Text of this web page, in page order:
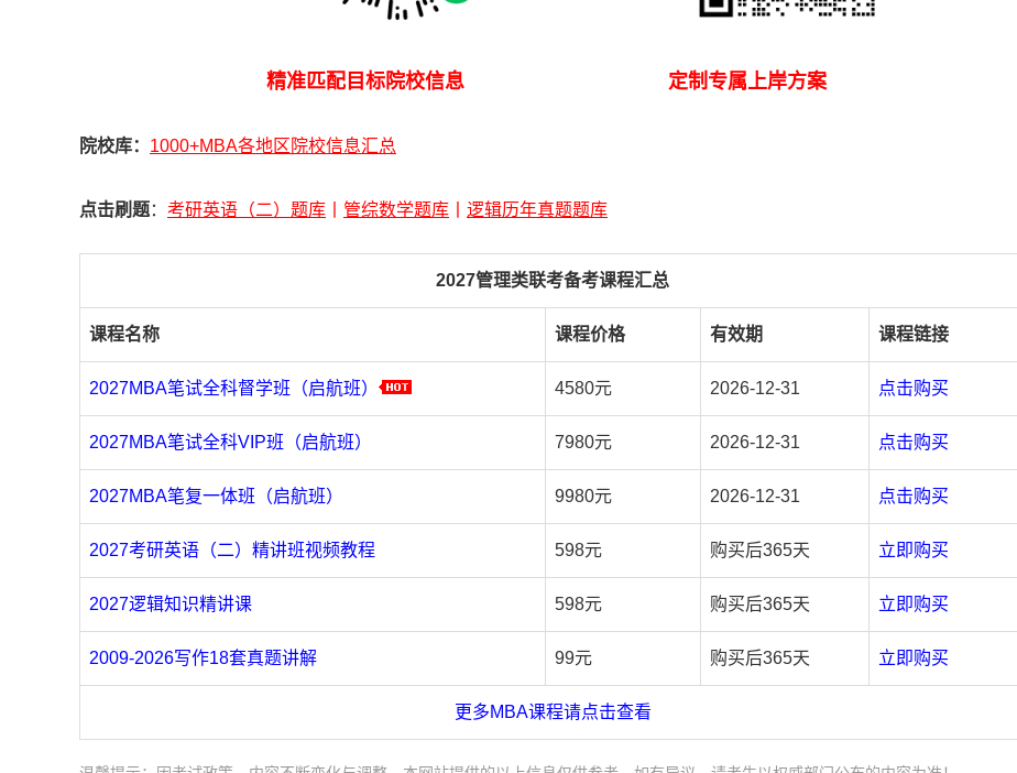
精准匹配目标院校信息 定制专属上岸方案
院校库： 1000+MBA各地区院校信息汇总
点击刷题： 考研英语（二）题库 管综数学题库 逻辑历年真题题库
2027管理类联考备考课程汇总
课程名称 课程价格 有效期 课程链接
2027MBA笔试全科督学班（启航班） 4580元 2026-12-31 点击购买
2027MBA笔试全科VIP班（启航班） 7980元 2026-12-31 点击购买
2027MBA笔复一体班（启航班） 9980元 2026-12-31 点击购买
2027考研英语（二）精讲班视频教程 598元 购买后365天 立即购买
2027逻辑知识精讲课 598元 购买后365天 立即购买
2009-2026写作18套真题讲解 99元 购买后365天 立即购买
更多MBA课程请点击查看